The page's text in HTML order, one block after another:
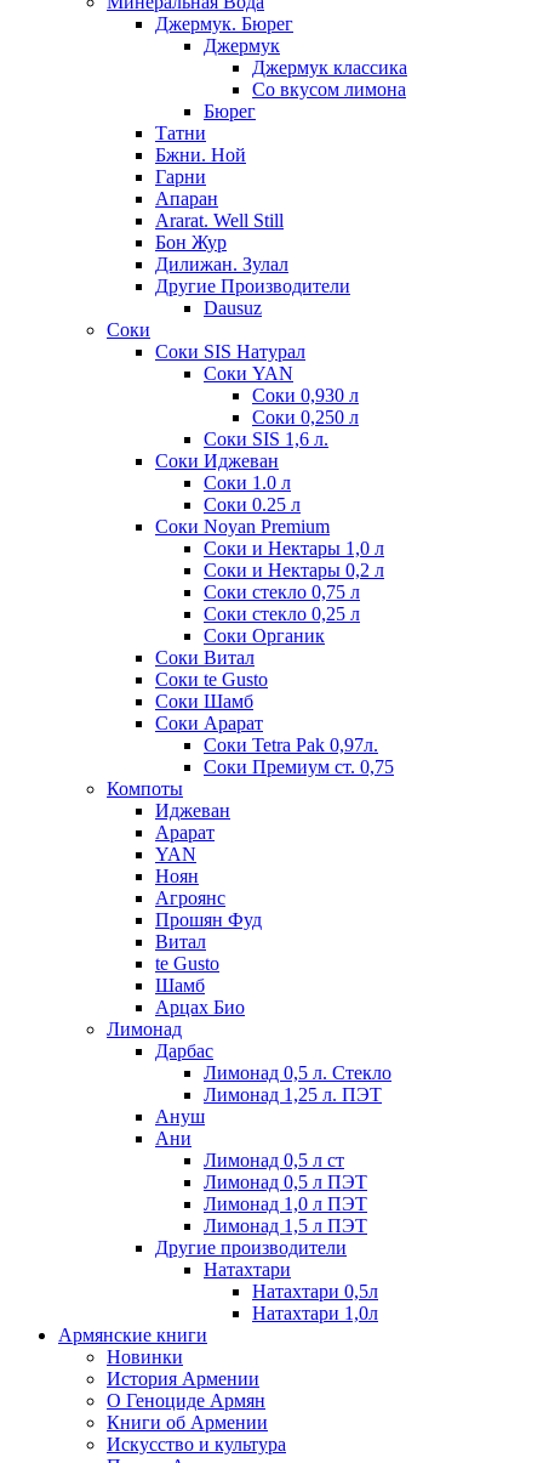
Джермук. Бюрег
Джермук
Джермук классика
Со вкусом лимона
Бюрег
Татни
Бжни. Ной
Гарни
Апаран
Ararat. Well Still
Бон Жур
Дилижан. Зулал
Другие Производители
Dausuz
Соки
Соки SIS Натурал
Соки YAN
Соки 0,930 л
Соки 0,250 л
Соки SIS 1,6 л.
Соки Иджеван
Соки 1.0 л
Соки 0.25 л
Соки Noyan Premium
Соки и Нектары 1,0 л
Соки и Нектары 0,2 л
Соки стекло 0,75 л
Соки стекло 0,25 л
Соки Органик
Соки Витал
Соки te Gusto
Соки Шамб
Соки Арарат
Соки Tetra Pak 0,97л.
Соки Премиум ст. 0,75
Компоты
Иджеван
Арарат
YAN
Ноян
Агроянс
Прошян Фуд
Витал
te Gusto
Шамб
Арцах Био
Лимонад
Дарбас
Лимонад 0,5 л. Стекло
Лимонад 1,25 л. ПЭТ
Ануш
Ани
Лимонад 0,5 л ст
Лимонад 0,5 л ПЭТ
Лимонад 1,0 л ПЭТ
Лимонад 1,5 л ПЭТ
Другие производители
Натахтари
Натахтари 0,5л
Натахтари 1,0л
Армянские книги
Новинки
История Армении
О Геноциде Армян
Книги об Армении
Иcкусство и культура